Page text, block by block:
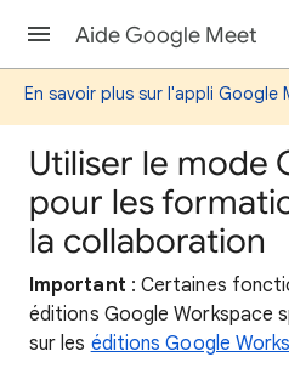
Aide Google Meet
En savoir plus sur l'appli Google
Utiliser le mode
pour les
la collaboration
Important : Certaines
éditions Google Workspace
sur les éditions Google